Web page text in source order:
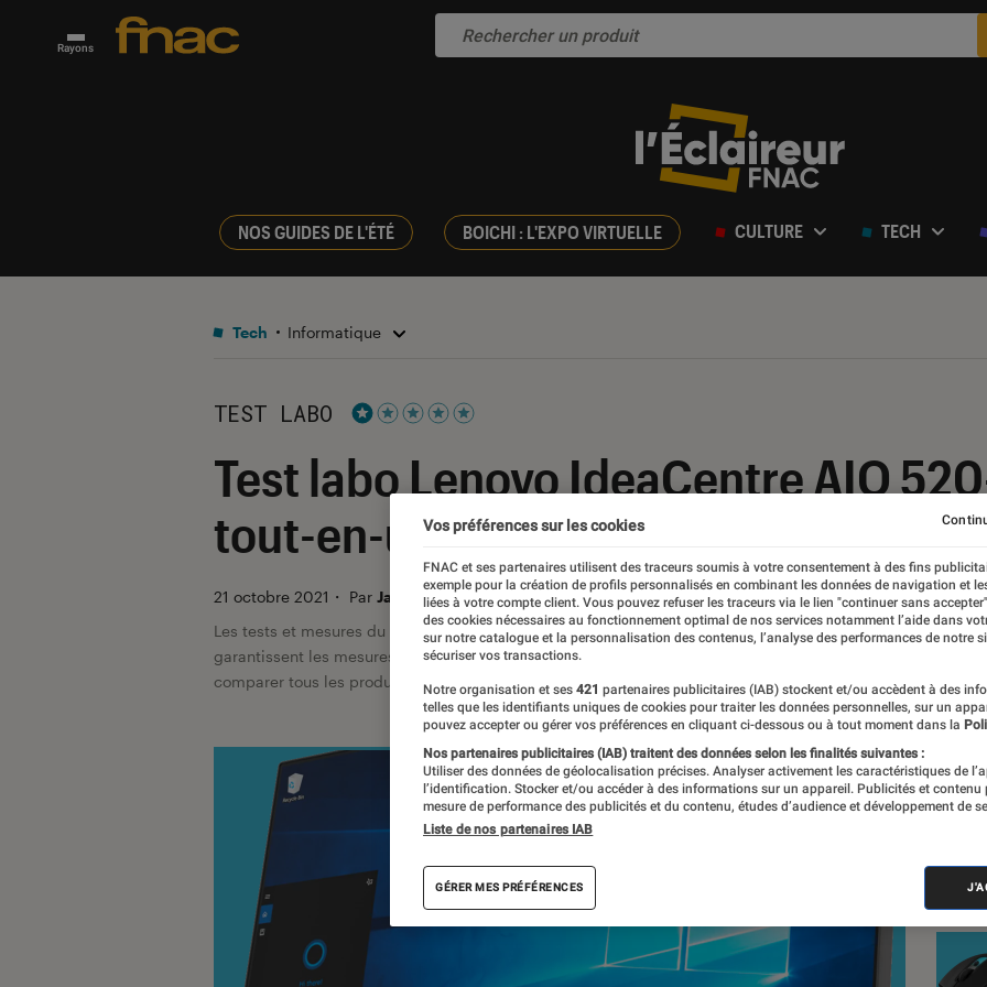
Rayons
NOS GUIDES DE L'ÉTÉ BOICHI : L'EXPO VIRTUELLE CULTURE TECH
Tech Informatique
TEST LABO
Test labo Lenovo IdeaCentre AIO
tout-en-un taillé pour la bureautique
21 octobre 2021 ・ Par Javare Traoré, Driss Abdi
Les tests et mesures du Labo Fnac sont réalisés en toute indépendance du commerce ou des fabricants
garantissent les mesures grâce à leur expertise, et aux équipements de mesures les plus précis. Pour en
comparer tous les produits, visitez notre
comparateur
VOIR
Vos préférences sur les cookies
FNAC et ses partenaires utilisent des traceurs soumis à votre consentement à des fins
exemple pour la création de profils personnalisés en combinant les données de navigation et
liées à votre compte client. Vous pouvez refuser les traceurs via le lien "continuer sans
des cookies nécessaires au fonctionnement optimal de nos services notamment l’aide dans
sur notre catalogue et la personnalisation des contenus, l’analyse des performances de notre
sécuriser vos transactions.
Notre organisation et ses 421 partenaires publicitaires (IAB) stockent et/ou accèdent à des
telles que les identifiants uniques de cookies pour traiter les données personnelles, sur un
pouvez accepter ou gérer vos préférences en cliquant ci-dessous ou à tout moment dans la
Nos partenaires publicitaires (IAB) traitent des données selon les finalités suivantes :
Utiliser des données de géolocalisation précises. Analyser activement les caractéristiques de
l’identification. Stocker et/ou accéder à des informations sur un appareil. Publicités et contenu
mesure de performance des publicités et du contenu, études d’audience et développement de
Liste de nos partenaires IAB
GÉRER MES PRÉFÉRENCES